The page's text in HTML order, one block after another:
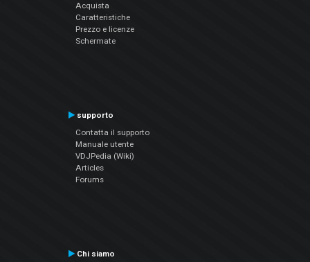
Acquista
Caratteristiche
Prezzo e licenze
Schermate
supporto
Contatta il supporto
Manuale utente
VDJPedia (Wiki)
Articles
Forums
Chi siamo